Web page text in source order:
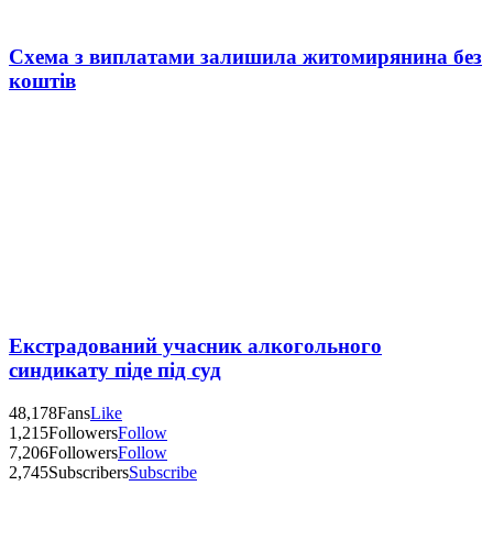
Схема з виплатами залишила житомирянина без
коштів
Екстрадований учасник алкогольного
синдикату піде під суд
48,178FansLike
1,215FollowersFollow
7,206FollowersFollow
2,745SubscribersSubscribe